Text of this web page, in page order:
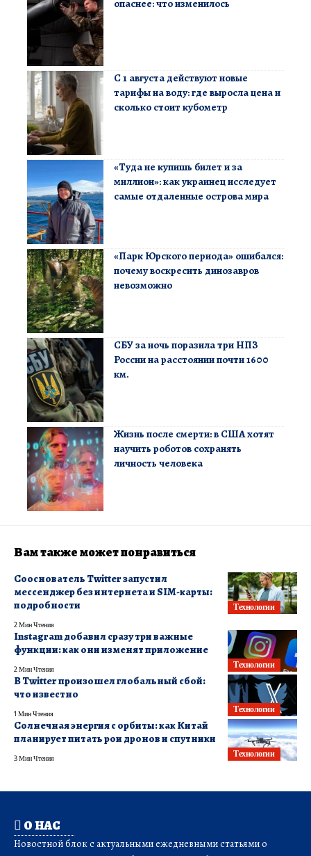
опаснее: что изменилось
С 1 августа действуют новые
тарифы на воду: где выросла цена и
сколько стоит кубометр
«Туда не купишь билет и за
миллион»: как украинец исследует
самые отдаленные острова мира
«Парк Юрского периода» ошибался:
почему воскресить динозавров
невозможно
СБУ за ночь поразила три НПЗ
России на расстоянии почти 1600
км.
Жизнь после смерти: в США хотят
научить роботов сохранять
личность человека
Вам также может понравиться
Технологии
Сооснователь Twitter запустил
мессенджер без интернета и SIM-карты:
подробности
2 Мин Чтения
Технологии
Instagram добавил сразу три важные
функции: как они изменят приложение
2 Мин Чтения
Технологии
В Twitter произошел глобальный сбой:
что известно
1 Мин Чтения
Технологии
Солнечная энергия с орбиты: как Китай
планирует питать рои дронов и спутники
3 Мин Чтения
О НАС
Новостной блок с актуальными ежедневными статьями о